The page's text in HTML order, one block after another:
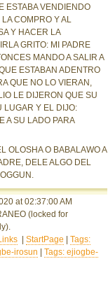
ESTABA VENDIENDO
COMPRO Y AL
Y HACER LA
GRITO: MI PADRE
MANDO A SALIR A
ESTABAN ADENTRO
QUE NO LO VIERAN,
LE DIJERON QUE SU
LUGAR Y EL DIJO:
A SU LADO PARA
OLOSHA O BABALAWO A
DELE ALGO DEL
at 02:37:00 AM
(locked for
|StartPage |Tags:
irosun |Tags: ejiogbe-